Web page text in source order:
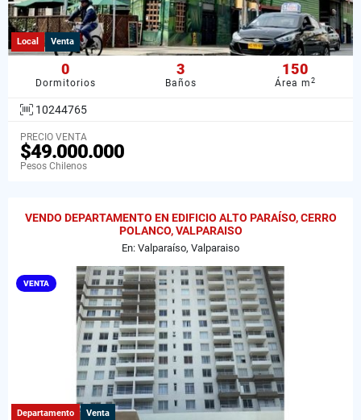
Local Venta
0
Dormitorios
3
Baños
150
Área m2
10244765
PRECIO VENTA
$49.000.000
Pesos Chilenos
VENDO DEPARTAMENTO EN EDIFICIO ALTO PARAÍSO, CERRO
POLANCO, VALPARAISO
En: Valparaíso, Valparaiso
VENTA
Departamento Venta